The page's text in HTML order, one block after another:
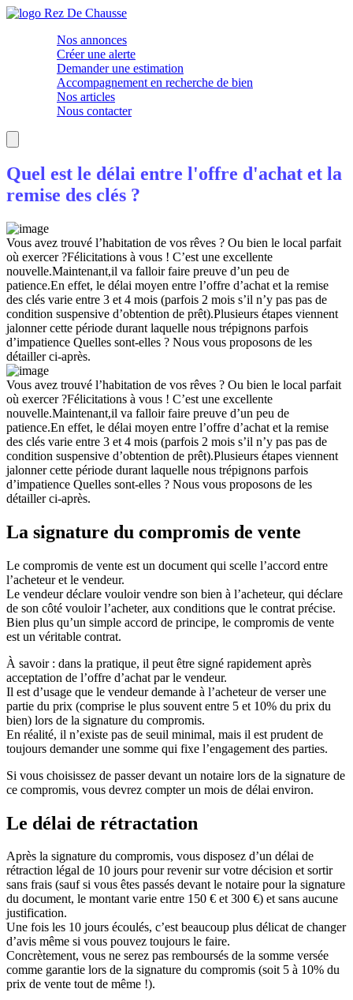
Nos annonces
Créer une alerte
Demander une estimation
Accompagnement en recherche de bien
Nos articles
Nous contacter
Quel est le délai entre l'offre d'achat et la
remise des clés ?
Vous avez trouvé l’habitation de vos rêves ? Ou bien le local parfait
où exercer ?Félicitations à vous ! C’est une excellente
nouvelle.Maintenant,il va falloir faire preuve d’un peu de
patience.En effet, le délai moyen entre l’offre d’achat et la remise
des clés varie entre 3 et 4 mois (parfois 2 mois s’il n’y pas pas de
condition suspensive d’obtention de prêt).Plusieurs étapes viennent
jalonner cette période durant laquelle nous trépignons parfois
d’impatience Quelles sont-elles ? Nous vous proposons de les
détailler ci-après.
Vous avez trouvé l’habitation de vos rêves ? Ou bien le local parfait
où exercer ?Félicitations à vous ! C’est une excellente
nouvelle.Maintenant,il va falloir faire preuve d’un peu de
patience.En effet, le délai moyen entre l’offre d’achat et la remise
des clés varie entre 3 et 4 mois (parfois 2 mois s’il n’y pas pas de
condition suspensive d’obtention de prêt).Plusieurs étapes viennent
jalonner cette période durant laquelle nous trépignons parfois
d’impatience Quelles sont-elles ? Nous vous proposons de les
détailler ci-après.
La signature du compromis de vente
Le compromis de vente est un document qui scelle l’accord entre
l’acheteur et le vendeur.
Le vendeur déclare vouloir vendre son bien à l’acheteur, qui déclare
de son côté vouloir l’acheter, aux conditions que le contrat précise.
Bien plus qu’un simple accord de principe, le compromis de vente
est un véritable contrat.
À savoir : dans la pratique, il peut être signé rapidement après
acceptation de l’offre d’achat par le vendeur.
Il est d’usage que le vendeur demande à l’acheteur de verser une
partie du prix (comprise le plus souvent entre 5 et 10% du prix du
bien) lors de la signature du compromis.
En réalité, il n’existe pas de seuil minimal, mais il est prudent de
toujours demander une somme qui fixe l’engagement des parties.
Si vous choisissez de passer devant un notaire lors de la signature de
ce compromis, vous devrez compter un mois de délai environ.
Le délai de rétractation
Après la signature du compromis, vous disposez d’un délai de
rétraction légal de 10 jours pour revenir sur votre décision et sortir
sans frais (sauf si vous êtes passés devant le notaire pour la signature
du document, le montant varie entre 150 € et 300 €) et sans aucune
justification.
Une fois les 10 jours écoulés, c’est beaucoup plus délicat de changer
d’avis même si vous pouvez toujours le faire.
Concrètement, vous ne serez pas remboursés de la somme versée
comme garantie lors de la signature du compromis (soit 5 à 10% du
prix de vente tout de même !).